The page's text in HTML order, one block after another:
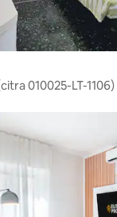
010025-LT-1106)